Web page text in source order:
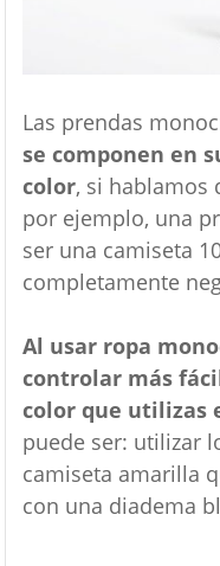
Las prendas
se componen en
color, si hablamos
por ejemplo, una
ser una camiseta
completamente
Al usar ropa
controlar más
color que utilizas
puede ser: utilizar
camiseta amarilla
con una diadema